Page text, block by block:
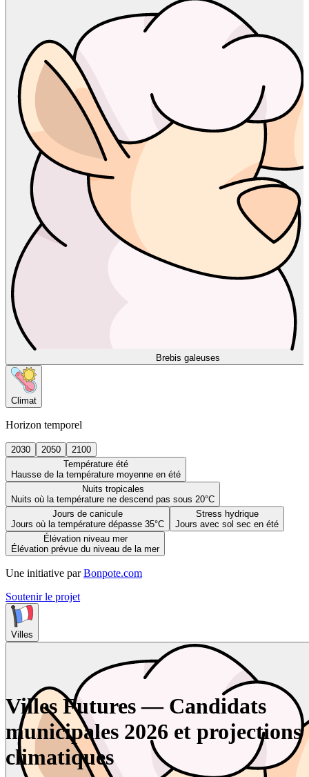
Brebis galeuses
Climat
Horizon temporel
2030 2050
2100
Température été
Hausse de la température moyenne en été
Nuits tropicales
Nuits où la température ne descend pas sous 20°C
Jours de canicule
Jours où la température dépasse 35°C
Stress hydrique
Jours avec sol sec en été
Élévation niveau mer
Élévation prévue du niveau de la mer
Une initiative par Bonpote.com
Soutenir le projet
Villes
Villes Futures — Candidats
municipales 2026 et projections
climatiques